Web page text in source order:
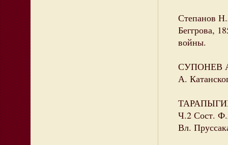
Степанов
Беггрова,
войны.
СУПОНЕВ
А.
ТАРАПЫГИН
Ч.2 Сост.
Вл.